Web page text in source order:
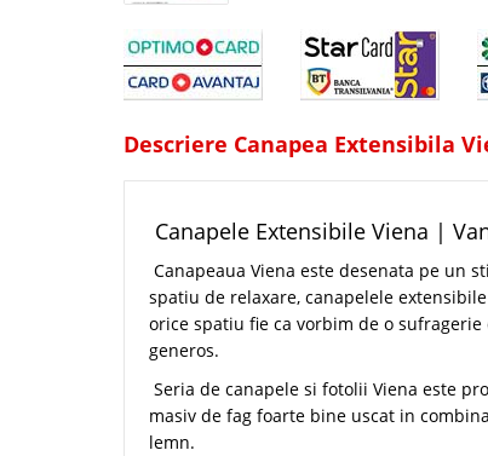
Descriere Canapea Extensibila
Canapele Extensibile Viena |
Canapeaua Viena este desenata pe un
spatiu de relaxare, canapelele
orice spatiu fie ca vorbim de o
generos.
Seria de canapele si fotolii Viena este
masiv de fag foarte bine uscat in
lemn.